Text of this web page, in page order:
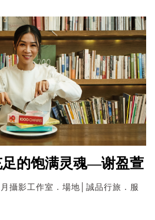
足的饱满灵魂—谢盈萱
攝影工作室．場地│誠品行旅．服